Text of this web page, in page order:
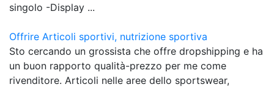
singolo -Display ...
Offrire Articoli sportivi, nutrizione sportiva
Sto cercando un grossista che offre dropshipping e ha
un buon rapporto qualità-prezzo per me come
rivenditore. Articoli nelle aree dello sportswear,